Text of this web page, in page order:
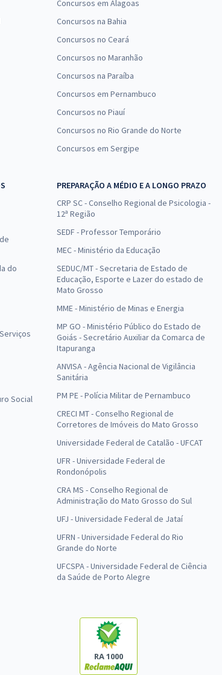
Concursos em Alagoas
Concursos na Bahia
Concursos no Ceará
Concursos no Maranhão
Concursos na Paraíba
Concursos em Pernambuco
Concursos no Piauí
Concursos no Rio Grande do Norte
Concursos em Sergipe
do
Social
PREPARAÇÃO A MÉDIO E A LONGO PRAZO
CRP SC - Conselho Regional de Psicologia -
12ª Região
SEDF - Professor Temporário
MEC - Ministério da Educação
SEDUC/MT - Secretaria de Estado de
Educação, Esporte e Lazer do estado de
Mato Grosso
MME - Ministério de Minas e Energia
MP GO - Ministério Público do Estado de
Goiás - Secretário Auxiliar da Comarca de
Itapuranga
ANVISA - Agência Nacional de Vigilância
Sanitária
PM PE - Polícia Militar de Pernambuco
CRECI MT - Conselho Regional de
Corretores de Imóveis do Mato Grosso
Universidade Federal de Catalão - UFCAT
UFR - Universidade Federal de
Rondonópolis
CRA MS - Conselho Regional de
Administração do Mato Grosso do Sul
UFJ - Universidade Federal de Jataí
UFRN - Universidade Federal do Rio
Grande do Norte
UFCSPA - Universidade Federal de Ciência
da Saúde de Porto Alegre
RA 1000